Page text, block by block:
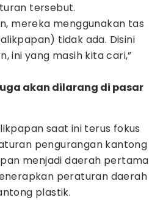
tersebut.
mereka menggunakan tas
tidak ada. Disini
ini yang masih kita cari,”
akan dilarang di pasar
saat ini terus fokus
pengurangan kantong
menjadi daerah pertama
peraturan daerah
plastik.